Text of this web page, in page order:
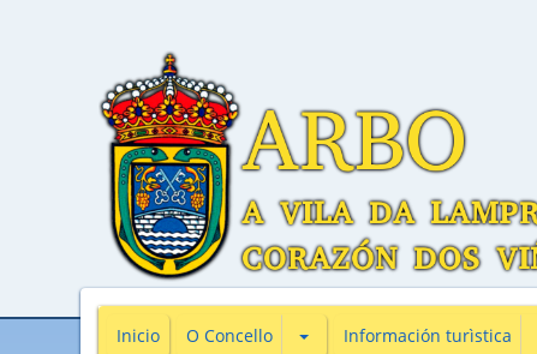
Inicio O Concello Subsecciones de O Concello
Información turìstica